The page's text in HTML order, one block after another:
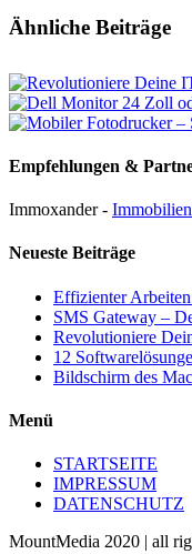
Facebook
Twitter
Reddit
LinkedIn
WhatsApp
Tumblr
Pinterest
Vk
E-
Ähnliche Beiträge
Empfehlungen &
Immoxander -
Neueste Beiträge
Effizienter
SMS Gateway –
Revolutioniere
12
Bildschirm des
Menü
STARTSEITE
IMPRESSUM
DATENSCHUTZ
MountMedia 2020 | all